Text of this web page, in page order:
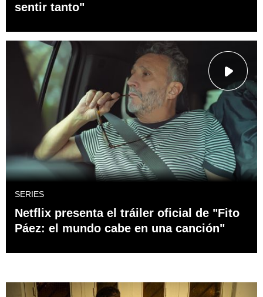
sentir tanto"
SERIES
Netflix presenta el tráiler oficial de "Fito
Páez: el mundo cabe en una canción"